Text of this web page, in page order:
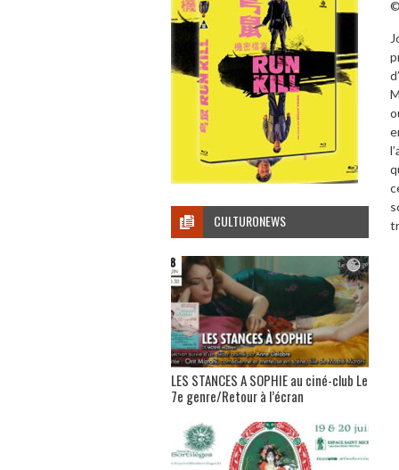
CULTURONEWS
LES STANCES A SOPHIE au ciné-club Le
7e genre/Retour à l’écran